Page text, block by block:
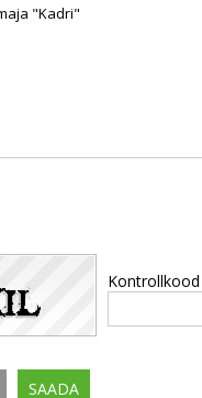
Kontrollkood